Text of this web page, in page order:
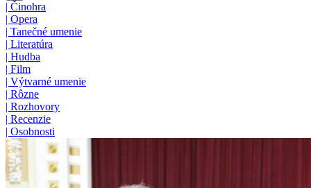
| Činohra
| Opera
| Tanečné umenie
| Literatúra
| Hudba
| Film
| Výtvarné umenie
| Rôzne
| Rozhovory
| Recenzie
| Osobnosti